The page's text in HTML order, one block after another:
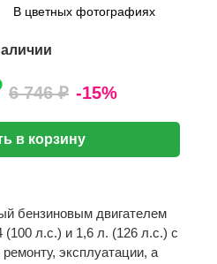
В цветных фотографиях
6 746 ₽ -15%
в корзину
бензиновым двигателем
л.с.) и 1,6 л. (126 л.с.) с
ремонту, эксплуатации, а